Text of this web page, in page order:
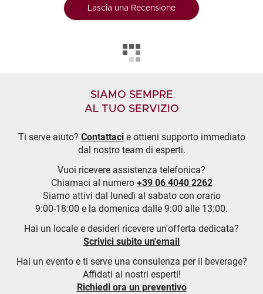
Lascia una Recensione
SIAMO SEMPRE
AL TUO SERVIZIO
Ti serve aiuto? Contattacie ottieni supporto immediato
dal nostro team di esperti.
Vuoi ricevere assistenza telefonica?
Chiamaci al numero +39 06 4040 2262
Siamo attivi dal lunedì al sabato con orario
9:00-18:00 e la domenica dalle 9:00 alle 13:00.
Hai un locale e desideri ricevere un'offerta dedicata?
Scrivici subito un'email
Hai un evento e ti serve una consulenza per il beverage?
Affidati ai nostri esperti!
Richiedi ora un preventivo